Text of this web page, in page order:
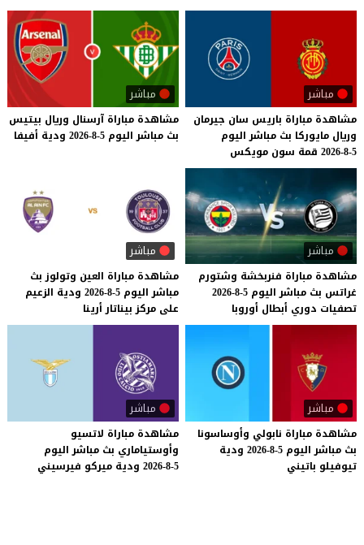
مباشر
مشاهدة مباراة باريس سان جيرمان
وريال مايوركا بث مباشر اليوم
5-8-2026
قمة سون مويكس
مباشر
مشاهدة مباراة آرسنال وريال بيتيس
بث مباشر اليوم 5-8-2026 ودية أفيفا
مباشر
مشاهدة مباراة فنربخشة وشتورم
غراتس بث مباشر اليوم 5-8-2026
تصفيات دوري أبطال أوروبا
مباشر
مشاهدة مباراة العين وتولوز بث
مباشر اليوم 5-8-2026 ودية الزعيم
على مركز بيناتار أرينا
مباشر
مشاهدة مباراة نابولي وأوساسونا
بث مباشر اليوم 5-8-2026
ودية
تيوفيلو باتيني
مباشر
مشاهدة مباراة لاتسيو
وأوستياماري بث مباشر اليوم
5-8-2026
ودية ميركو فيرسيني